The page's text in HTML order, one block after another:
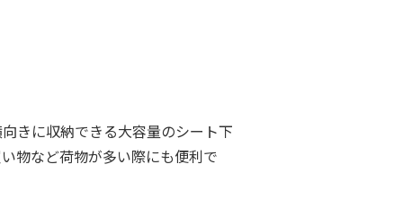
きに収納できる大容量のシート下
物など荷物が多い際にも便利で